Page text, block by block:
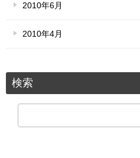
2010年6月
2010年4月
検索